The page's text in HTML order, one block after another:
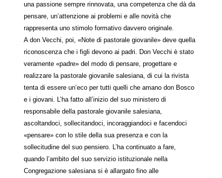
una passione sempre rinnovata, una competenza che dà da
pensare, un’attenzione ai problemi e alle novità che
rappresenta uno stimolo formativo davvero originale.
A don Vecchi, poi, «Note di pastorale giovanile» deve quella
riconoscenza che i figli devono ai padri. Don Vecchi è stato
veramente «padre» del modo di pensare, progettare e
realizzare la pastorale giovanile salesiana, di cui la rivista
tenta di essere un’eco per tutti quelli che amano don Bosco
e i giovani. L’ha fatto all’inizio del suo ministero di
responsabile della pastorale giovanile salesiana,
ascoltandoci, sollecitandoci, incoraggiandoci e facendoci
«pensare» con lo stile della sua presenza e con la
sollecitudine del suo pensiero. L’ha continuato a fare,
quando l’ambito del suo servizio istituzionale nella
Congregazione salesiana si è allargato fino alle